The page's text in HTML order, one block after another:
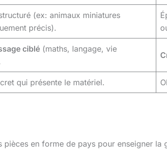
(ex: animaux miniatures
précis).
ciblé (maths, langage, vie
qui présente le matériel.
pièces en forme de pays pour enseigner la